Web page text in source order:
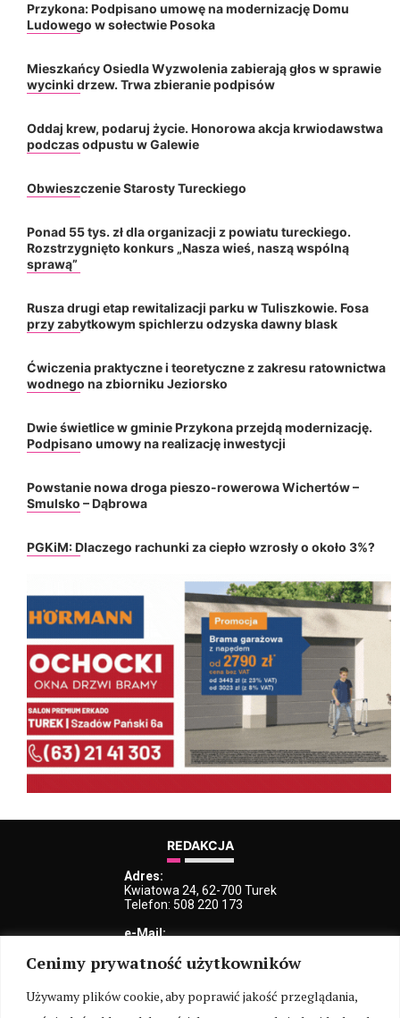
Cenimy prywatność użytkowników
Używamy plików cookie, aby poprawić jakość przeglądania,
Przykona: Podpisano umowę na modernizację Domu
Ludowego w sołectwie Posoka
Mieszkańcy Osiedla Wyzwolenia zabierają głos w sprawie
wycinki drzew. Trwa zbieranie podpisów
Oddaj krew, podaruj życie. Honorowa akcja krwiodawstwa
podczas odpustu w Galewie
Obwieszczenie Starosty Tureckiego
Ponad 55 tys. zł dla organizacji z powiatu tureckiego.
Rozstrzygnięto konkurs „Nasza wieś, naszą wspólną
sprawą”
Rusza drugi etap rewitalizacji parku w Tuliszkowie. Fosa
przy zabytkowym spichlerzu odzyska dawny blask
Ćwiczenia praktyczne i teoretyczne z zakresu ratownictwa
wodnego na zbiorniku Jeziorsko
Dwie świetlice w gminie Przykona przejdą modernizację.
Podpisano umowy na realizację inwestycji
Powstanie nowa droga pieszo-rowerowa Wichertów –
Smulsko – Dąbrowa
PGKiM: Dlaczego rachunki za ciepło wzrosły o około 3%?
REDAKCJA
Adres:
Kwiatowa 24, 62-700 Turek
Telefon: 508 220 173
e-Mail:
redakcja@iturek.net
reklama@iturek.net
MENU